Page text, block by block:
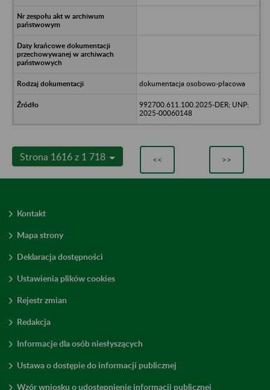
dokumentacja osobowo-płacowa
992700.611.100.2025-DER; UNP:
2025-00060148
Strona 1616 z 1 718 << >>
Kontakt
Mapa strony
Deklaracja dostępności
Ustawienia plików cookies
Rejestr zmian
Redakcja
Informacje dla osób niesłyszących
Ustawa o dostępie do informacji publicznej
Wzór wniosku o udostępnienie informacji publicznej